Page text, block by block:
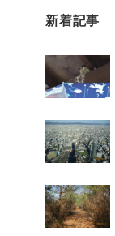
新着記事